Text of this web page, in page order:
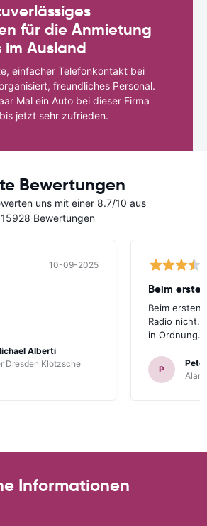
für die Anmietung
im Ausland
einfacher Telefonkontakt bei
freundliches Personal.
Mal ein Auto bei dieser Firma
jetzt sehr zufrieden.
Bewertungen
uns mit einer 8.7/10 aus
Bewertungen
10-09-2025
Alberti
Dresden Klotzsche
Beim
Beim ersten
Radio nicht.
in Ordnung.
P
Informationen